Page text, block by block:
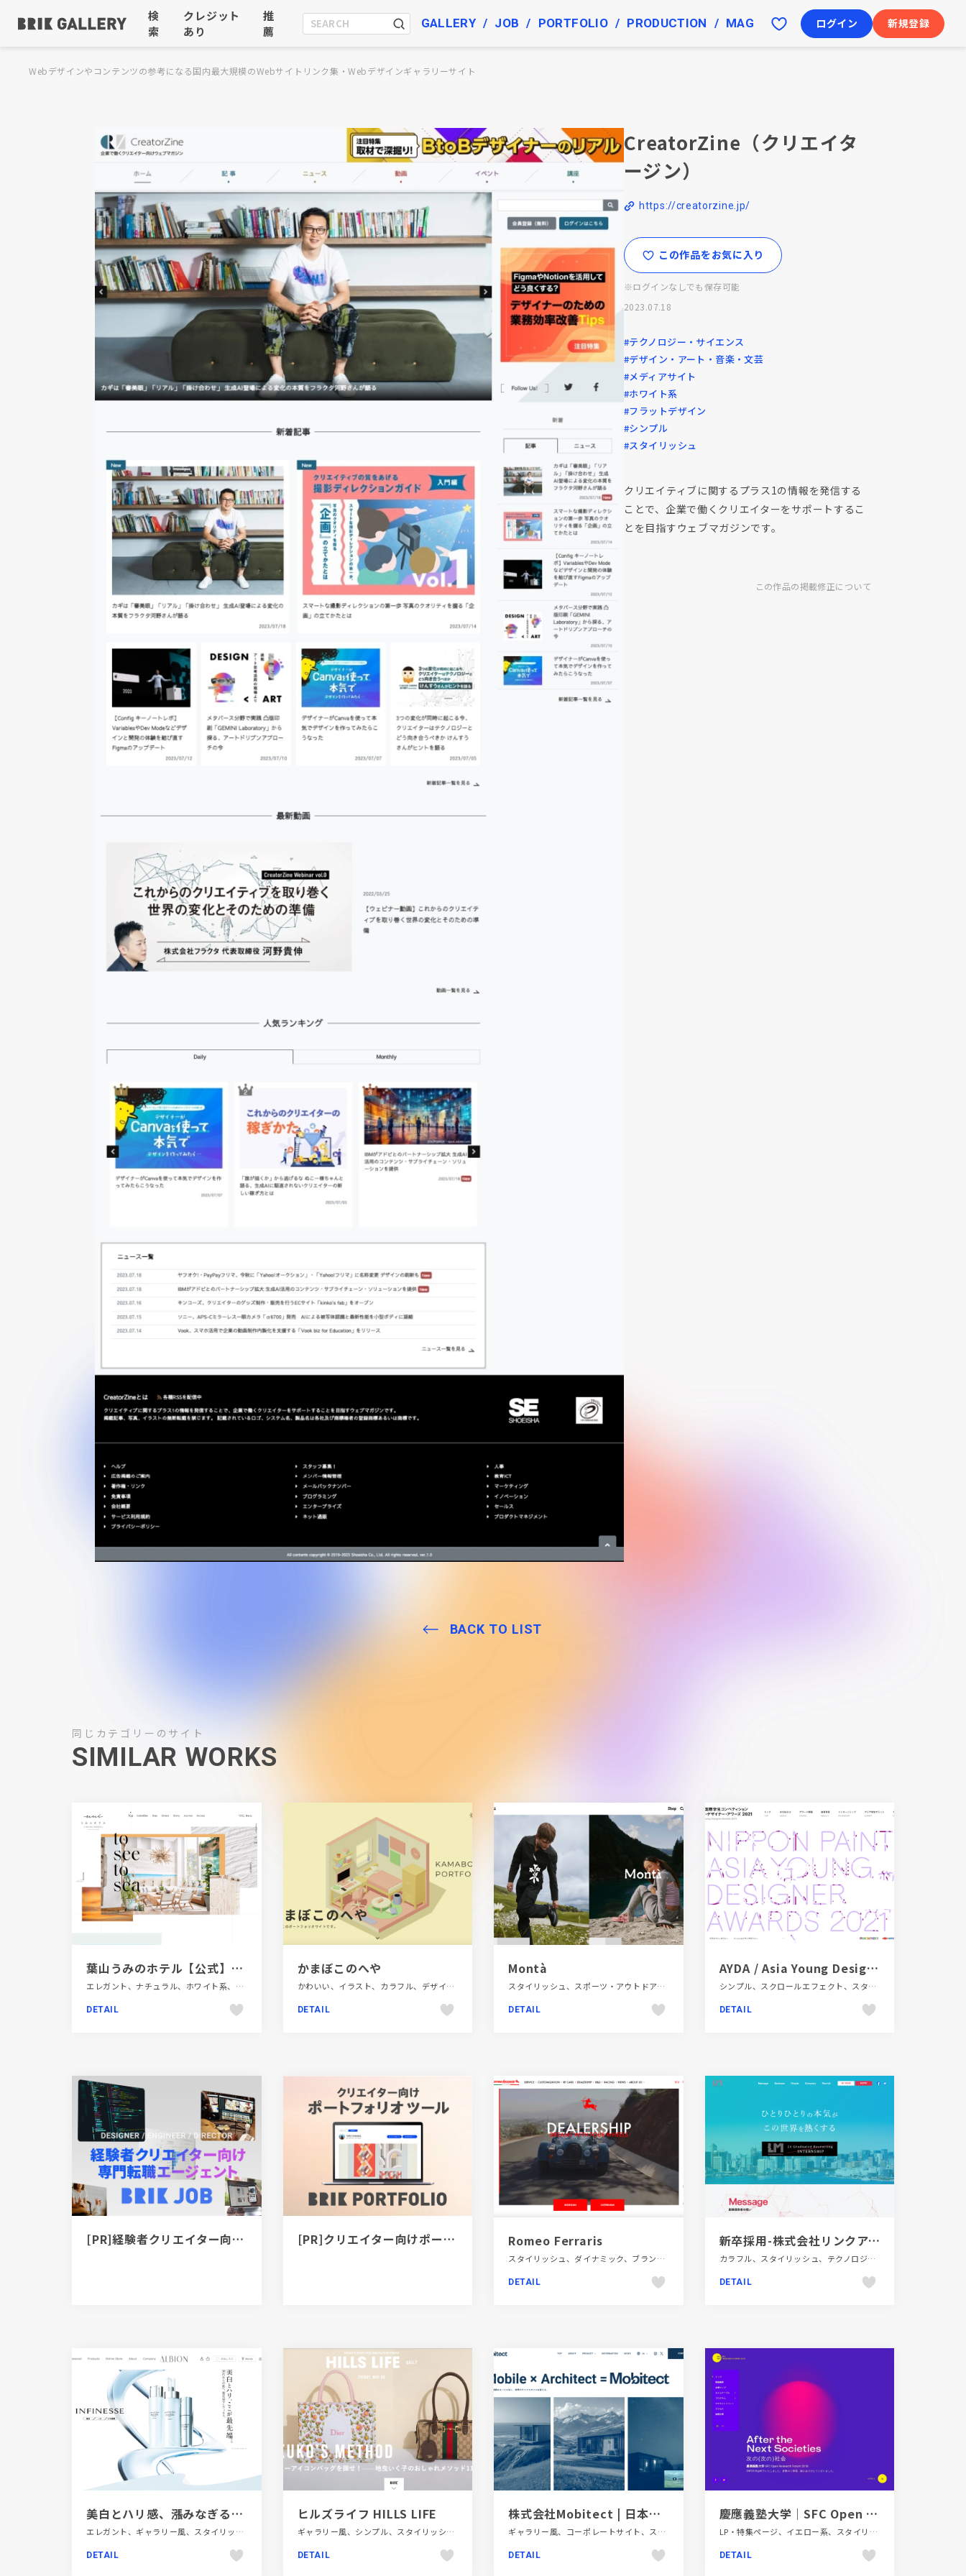
検
索
クレジット
あり
推
薦
GALLERY JOB PORTFOLIO PRODUCTION MAG ログイン 新規登録
Webデザインやコンテンツの参考になる国内最大規模のWebサイトリンク集・Webデザインギャラリーサイト
CreatorZine（クリエイタ
ージン）
https://creatorzine.jp/
この作品をお気に入り
※ログインなしでも保存可能
2023.07.18
#テクノロジー・サイエンス
#デザイン・アート・音楽・文芸
#メディアサイト
#ホワイト系
#フラットデザイン
#シンプル
#スタイリッシュ
クリエイティブに関するプラス1の情報を発信する
ことで、企業で働くクリエイターをサポートするこ
とを目指すウェブマガジンです。
この作品の掲載修正について
BACK TO LIST
同じカテゴリーのサイト
SIMILAR WORKS
葉山うみのホテル【公式】-HAYAMA-UMINO-HOTEL-
エレガント、ナチュラル、ホワイト系、施設・店舗サイト、旅行・ホテル・観光
DETAIL
かまぼこのへや
かわいい、イラスト、カラフル、デザイン・アート・音楽・文芸、ベージュ・ゴールド系、ポップ、ポートフォリオ、モーション多め
DETAIL
Montà
スタイリッシュ、スポーツ・アウトドア、タイポグラフィー、ファッション・ビューティー、ブランド・サービスサイト、ホワイト系、大きめ写真
DETAIL
AYDA / Asia Young Designer Award | アジア ヤング デザイナー アワード
シンプル、スクロールエフェクト、スタイリッシュ、ダイナミック、デザイン・アート・音楽・文芸、ブランド・サービスサイト、ブルー系、ホワイト系、モーション多め
DETAIL
[PR]経験者クリエイター向け転職カウンセリング｜デザイナー / ディレクター / エンジニア [PR]クリエイター向けポートフォリオツール｜BRIK PORTFOLIO Romeo Ferraris
スタイリッシュ、ダイナミック、ブランド・サービスサイト、ホワイト系、モーション多め、レッド系、大きめ写真、海外サイト、自動車・乗り物・交通
DETAIL
新卒採用-株式会社リンクアンドモチベーション
カラフル、スタイリッシュ、テクノロジー・サイエンス、ホワイト系、ポップ、大きめ写真、新卒・中途採用サイト、金融・法律・人材・専門職
DETAIL
美白とハリ感、漲みなぎる素肌へ。アンフィネス ブライト | ALBION
エレガント、ギャラリー風、スタイリッシュ、ファッション・ビューティー、ブランド・サービスサイト、ホワイト系
DETAIL
ヒルズライフ HILLS LIFE
ギャラリー風、シンプル、スタイリッシュ、デザイン・アート・音楽・文芸、ホワイト系、メディアサイト
DETAIL
株式会社Mobitect | 日本の建築をモバイル化し、世界のライフスタイルを変える。
ギャラリー風、コーポレートサイト、スクロールエフェクト、スタイリッシュ、ブルー系、建設・住宅・不動産
DETAIL
慶應義塾大学｜SFC Open Research Forum 2018
LP・特集ページ、イエロー系、スタイリッシュ、ダイナミック、パープル系、ピンク系、ブルー系、ホワイト系、ポップ、教育・学校、施設・店舗サイト
DETAIL